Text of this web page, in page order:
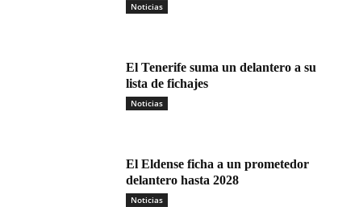
Noticias
El Tenerife suma un delantero a su
lista de fichajes
Noticias
El Eldense ficha a un prometedor
delantero hasta 2028
Noticias